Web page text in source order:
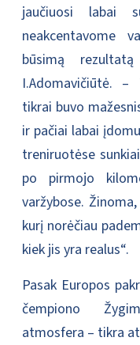
jaučiuosi labai
neakcentavome
būsimą
I.Adomavičiūtė.
tikrai buvo
ir pačiai labai
treniruotėse
po pirmojo
varžybose.
kurį norėčiau
kiek jis yra realus“.
Pasak Europos
čempiono
atmosfera – tikra